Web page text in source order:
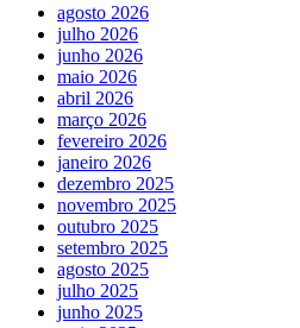
agosto 2026
julho 2026
junho 2026
maio 2026
abril 2026
março 2026
fevereiro 2026
janeiro 2026
dezembro 2025
novembro 2025
outubro 2025
setembro 2025
agosto 2025
julho 2025
junho 2025